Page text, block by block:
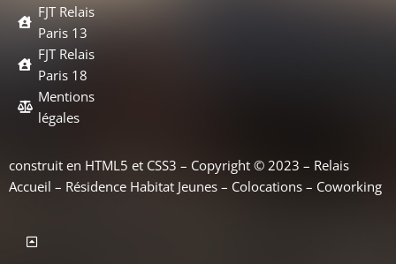
FJT Relais
Paris 13
FJT Relais
Paris 18
Mentions
légales
construit en HTML5 et CSS3 – Copyright © 2023 – Relais
Accueil – Résidence Habitat Jeunes – Colocations – Coworking